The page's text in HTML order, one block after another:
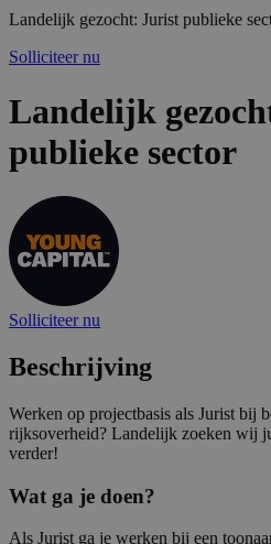
Landelijk gezocht: Jurist publieke
Solliciteer nu
Landelijk
publieke sector
Solliciteer nu
Beschrijving
Werken op projectbasis als Jurist bij
rijksoverheid? Landelijk zoeken wij
verder!
Wat ga je doen?
Als Jurist ga je werken bij een